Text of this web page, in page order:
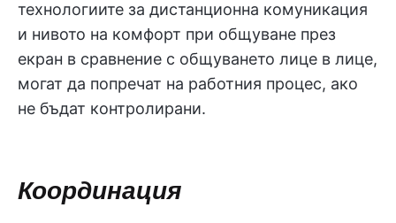
технологиите за дистанционна комуникация
и нивото на комфорт при общуване през
екран в сравнение с общуването лице в лице,
могат да попречат на работния процес, ако
не бъдат контролирани.
Координация